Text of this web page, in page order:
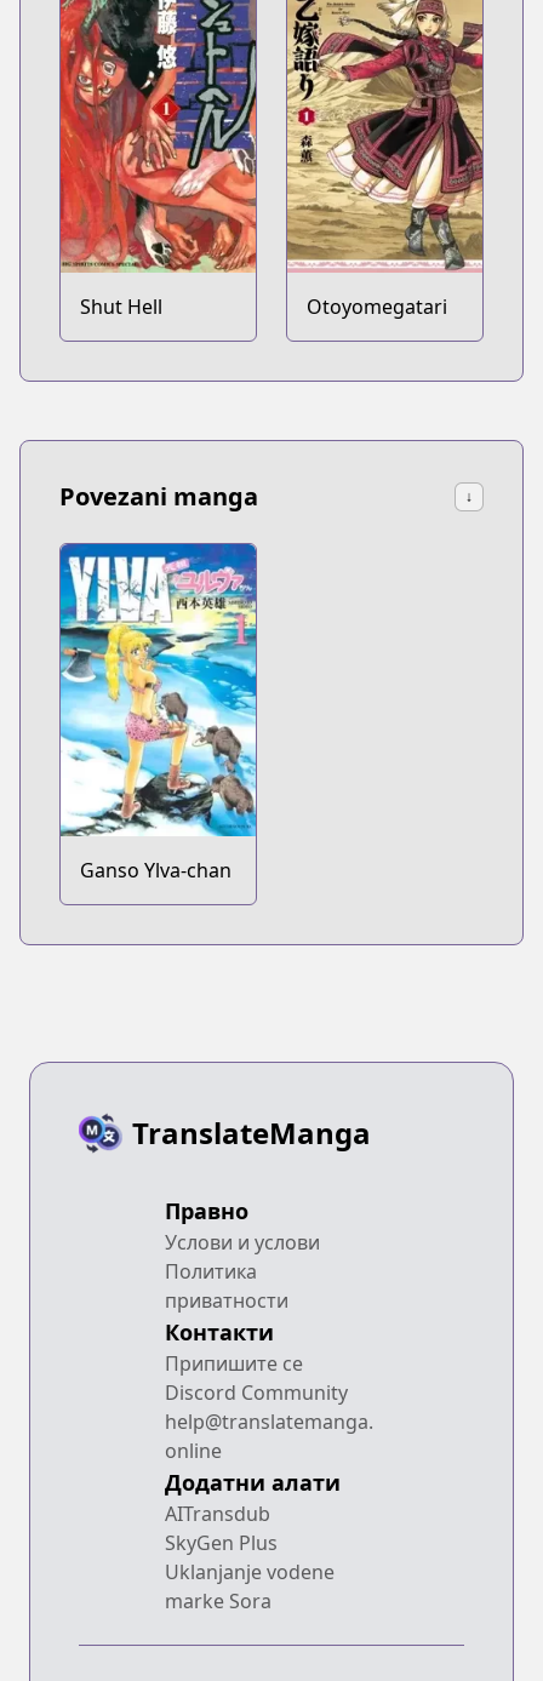
Shut Hell Otoyomegatari
Povezani manga ↓
Ganso Ylva-chan
TranslateManga
Правно
Услови и услови
Политика
приватности
Контакти
Припишите се
Discord Community
help@translatemanga.
online
Додатни алати
AITransdub
SkyGen Plus
Uklanjanje vodene
marke Sora